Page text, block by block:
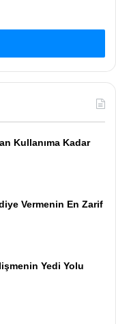
Kullanıma Kadar
Vermenin En Zarif
Yedi Yolu